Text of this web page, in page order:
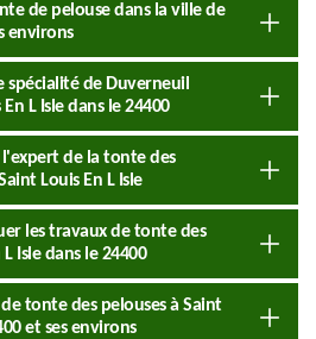
de pelouse dans la ville de
environs
spécialité de Duverneuil
L Isle dans le 24400
de la tonte des
Louis En L Isle
les travaux de tonte des
Isle dans le 24400
tonte des pelouses à Saint
et ses environs